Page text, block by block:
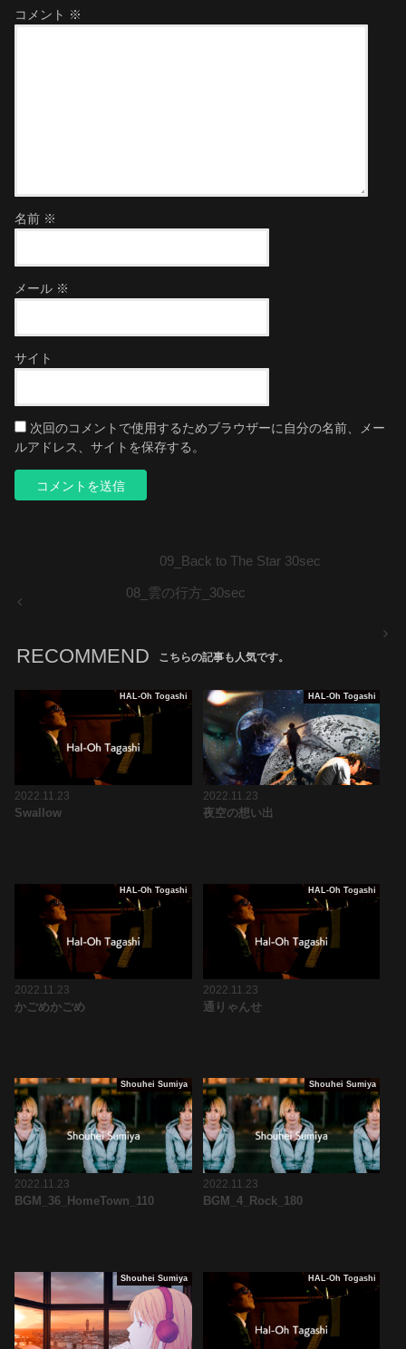
コメント ※
名前 ※
メール ※
サイト
次回のコメントで使用するためブラウザーに自分の名前、メー
ルアドレス、サイトを保存する。
09_Back to The Star 30sec
08_雲の行方_30sec
RECOMMEND こちらの記事も人気です。
HAL-Oh Togashi
2022.11.23
Swallow
HAL-Oh Togashi
2022.11.23
夜空の想い出
HAL-Oh Togashi
2022.11.23
かごめかごめ
HAL-Oh Togashi
2022.11.23
通りゃんせ
Shouhei Sumiya
2022.11.23
BGM_36_HomeTown_110
Shouhei Sumiya
2022.11.23
BGM_4_Rock_180
Shouhei Sumiya HAL-Oh Togashi